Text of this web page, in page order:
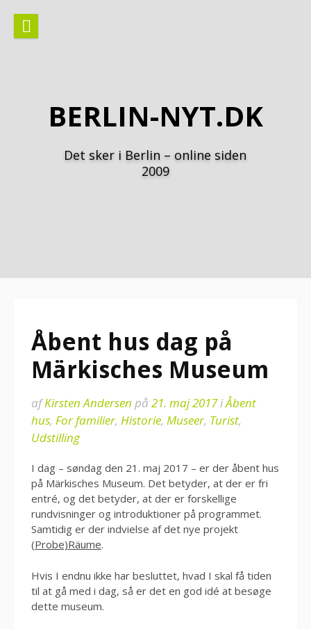
indhold
BERLIN-NYT.DK
Det sker i Berlin – online siden
2009
Åbent hus dag på
Märkisches Museum
afKirsten Andersen på 21. maj 2017iÅbent
hus, For familier, Historie, Museer, Turist,
Udstilling
I dag – søndag den 21. maj 2017 – er der åbent hus
på Märkisches Museum. Det betyder, at der er fri
entré, og det betyder, at der er forskellige
rundvisninger og introduktioner på programmet.
Samtidig er der indvielse af det nye projekt
(Probe)Räume.
Hvis I endnu ikke har besluttet, hvad I skal få tiden
til at gå med i dag, så er det en god idé at besøge
dette museum.